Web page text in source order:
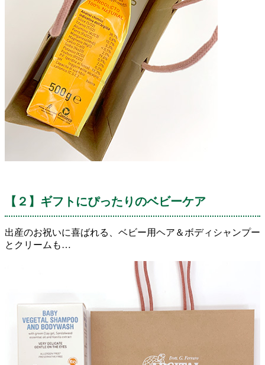
【２】ギフトにぴったりのベビーケア
出産のお祝いに喜ばれる、ベビー用ヘア＆ボディシャンプー
とクリームも…